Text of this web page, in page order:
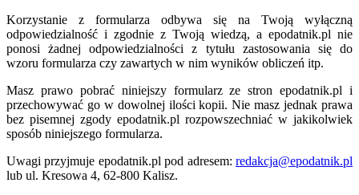
Korzystanie z formularza odbywa się na Twoją wyłączną
odpowiedzialność i zgodnie z Twoją wiedzą, a epodatnik.pl nie
ponosi żadnej odpowiedzialności z tytułu zastosowania się do
wzoru formularza czy zawartych w nim wyników obliczeń itp.
Masz prawo pobrać niniejszy formularz ze stron epodatnik.pl i
przechowywać go w dowolnej ilości kopii. Nie masz jednak prawa
bez pisemnej zgody epodatnik.pl rozpowszechniać w jakikolwiek
sposób niniejszego formularza.
Uwagi przyjmuje epodatnik.pl pod adresem: redakcja@epodatnik.pl
lub ul. Kresowa 4, 62-800 Kalisz.